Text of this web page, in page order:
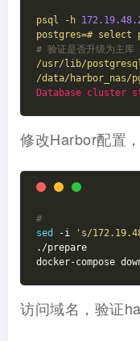
psql -h 172.19.48
postgres=# select
# 验证是否升级为主库
/usr/lib/
/data/harbor_nas/
Database cluster
修改Harbor配置
#
sed
-i
's/
./prepare
docker-compose
访问域名，验证